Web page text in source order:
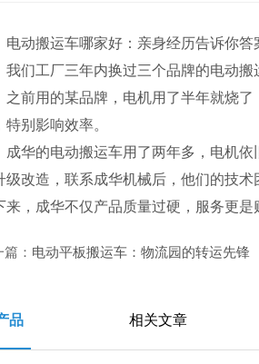
电动搬运车哪家好：亲身经历告诉你答
我们工厂三年内换过三个品牌的电动
之前用的某品牌，电机用了半年就烧
特别影响效率。
成华的电动搬运车用了两年多，电机
级改造，联系成华机械后，他们的技
来，成华不仅产品质量过硬，服务更
篇： 电动平板搬运车：物流园的转运先锋
品 相关文章